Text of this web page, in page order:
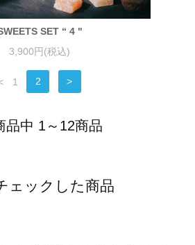
SET “ 4 "
3,900円(税込)
1 2 >
品中 1～12商品
ェックした商品